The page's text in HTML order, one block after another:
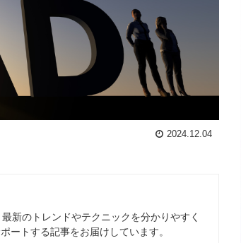
2024.12.04
新のトレンドやテクニックを分かりやすく
ートする記事をお届けしています。